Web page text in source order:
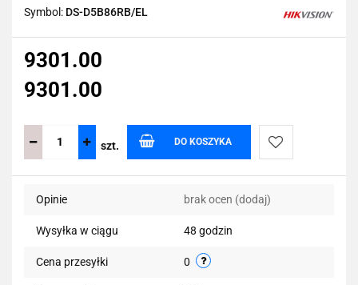
Symbol: DS-D5B86RB/EL
9301.00
9301.00
szt. DO KOSZYKA
Do
Opinie brak ocen (dodaj)
Wysyłka w ciągu 48 godzin
Cena przesyłki 0